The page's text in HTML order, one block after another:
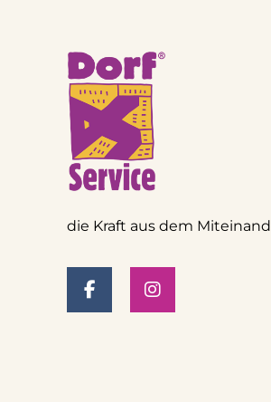
die Kraft aus dem